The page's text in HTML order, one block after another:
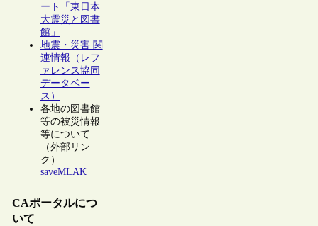
ート「東日本
大震災と図書
館」
地震・災害 関
連情報（レフ
ァレンス協同
データベー
ス）
各地の図書館
等の被災情報
等について
（外部リン
ク）
saveMLAK
CAポータルにつ
いて